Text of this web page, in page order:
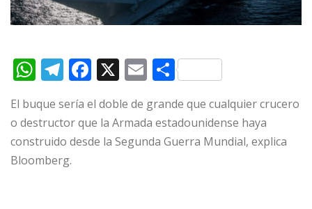
W
at
s
A
T
el
e
g
ra
F
a
c
e
X E
ai
l
C
o
m
p
El buque sería el doble de grande que cualquier crucero
o destructor que la Armada estadounidense haya
construido desde la Segunda Guerra Mundial, explica
Bloomberg.